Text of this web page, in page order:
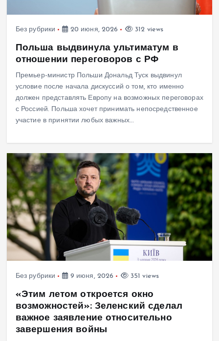
Без рубрики 20 июня, 2026 312 views
Польша выдвинула ультиматум в
отношении переговоров с РФ
Премьер-министр Польши Дональд Туск выдвинул
условие после начала дискуссий о том, кто именно
должен представлять Европу на возможных переговорах
с Россией. Польша хочет принимать непосредственное
участие в принятии любых важных…
Без рубрики 9 июня, 2026 351 views
«Этим летом откроется окно
возможностей»: Зеленский сделал
важное заявление относительно
завершения войны